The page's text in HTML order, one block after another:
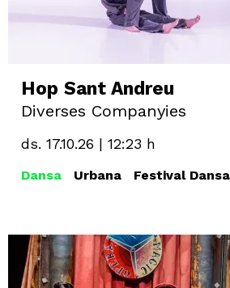
Hop Sant Andreu
Diverses Companyies
ds. 17.10.26 | 12:23 h
Dansa Urbana Festival